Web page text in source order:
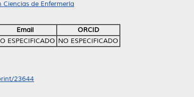
de Enfermería
Email
ORCID
ESPECIFICADO NO ESPECIFICADO
23644